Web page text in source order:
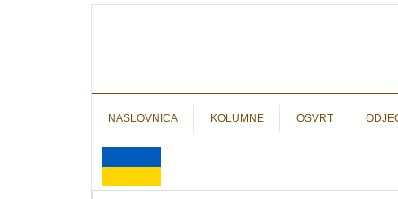
NASLOVNICA KOLUMNE OSVRT